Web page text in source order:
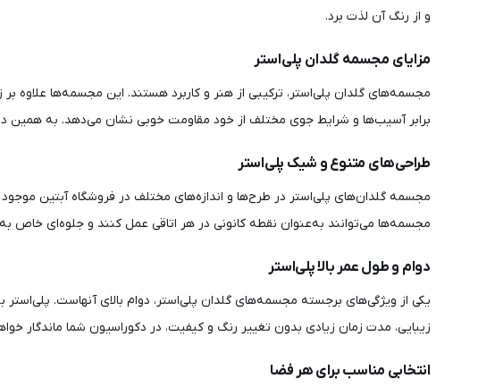
و از رنگ آن لذت برد.
مزایای مجسمه گلدان پلی‌استر
مجسمه‌های گلدان پلی‌استر، ترکیبی از هنر و کاربرد هستند. این مجسمه‌ها علاوه
برابر آسیب‌ها و شرایط جوی مختلف از خود مقاومت خوبی نشان می‌دهد. به همین
طراحی‌های متنوع و شیک پلی‌استر
مجسمه گلدان‌های پلی‌استر در طرح‌ها و اندازه‌های مختلف در فروشگاه آبتین
مجسمه‌ها می‌توانند به‌عنوان نقطه کانونی در هر اتاقی عمل کنند و جلوه‌ای خاص
دوام و طول عمر بالا پلی‌استر
یکی از ویژگی‌های برجسته مجسمه‌های گلدان پلی‌استر، دوام بالای آنهاست.
زیبایی، مدت زمان زیادی بدون تغییر رنگ و کیفیت، در دکوراسیون شما ماندگار
انتخابی مناسب برای هر فضا